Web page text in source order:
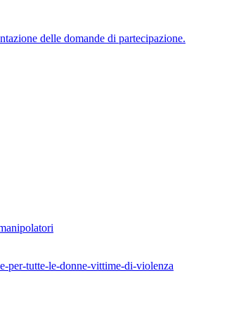
delle domande di partecipazione.
per-tutte-le-donne-vittime-di-violenza